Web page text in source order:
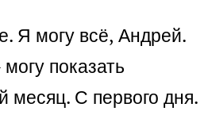
Я могу всё, Андрей.
показать
месяц. С первого дня.